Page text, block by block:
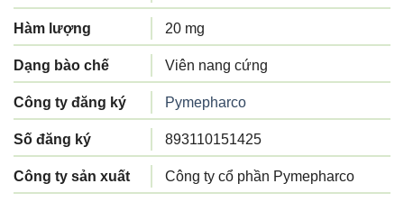
Hàm lượng 20 mg
Dạng bào chế Viên nang cứng
Công ty đăng ký Pymepharco
Số đăng ký 893110151425
Công ty sản xuất Công ty cổ phần Pymepharco